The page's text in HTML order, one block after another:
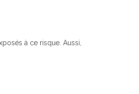
à ce risque. Aussi,